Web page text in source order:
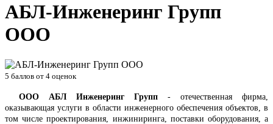
АБЛ-Инженеринг Групп
ООО
5 баллов от 4 оценок
ООО АБЛ Инженеринг Групп - отечественная фирма,
оказывающая услуги в области инженерного обеспечения объектов, в
том числе проектирования, инжиниринга, поставки оборудования, а